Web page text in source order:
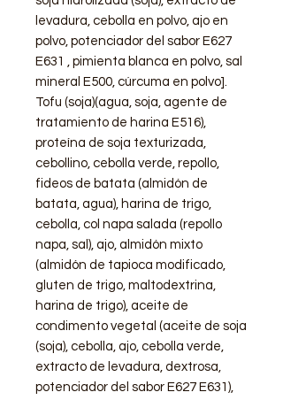
levadura, cebolla en polvo, ajo en
polvo, potenciador del sabor E627
E631 , pimienta blanca en polvo, sal
mineral E500, cúrcuma en polvo].
Tofu (soja)(agua, soja, agente de
tratamiento de harina E516),
proteína de soja texturizada,
cebollino, cebolla verde, repollo,
fideos de batata (almidón de
batata, agua), harina de trigo,
cebolla, col napa salada (repollo
napa, sal), ajo, almidón mixto
(almidón de tapioca modificado,
gluten de trigo, maltodextrina,
harina de trigo), aceite de
condimento vegetal (aceite de soja
(soja), cebolla, ajo, cebolla verde,
extracto de levadura, dextrosa,
potenciador del sabor E627 E631),